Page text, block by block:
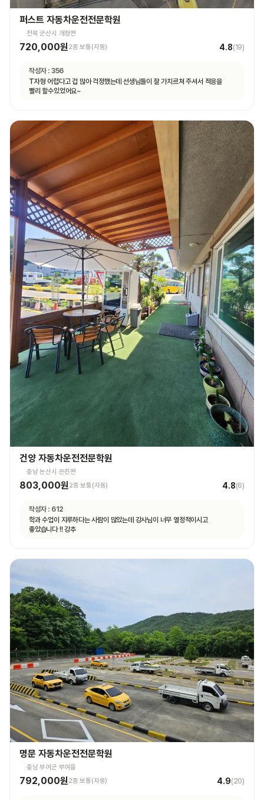
퍼스트 자동차운전전문학원
전북 군산시 개정면
720,000원2종 보통(자동) 4.8(19)
작성자 : 356
T자형 어렵다고 겁 많아 걱정했는데 선생님들이 잘 가치르쳐 주셔서 적응을
빨리 할수있었어요~
건양 자동차운전전문학원
충남 논산시 은진면
803,000원 2종 보통(자동) 4.8(6)
작성자 : 612
학과 수업이 지루하다는 사람이 많았는데 강사님이 너무 열정적이시고
좋았습니다 !! 강추
명문 자동차운전전문학원
충남 부여군 부여읍
792,000원2종 보통(자동) 4.9(20)